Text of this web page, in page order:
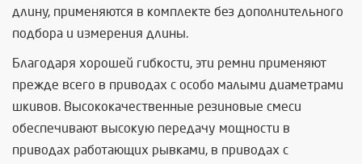
длину, применяются в комплекте без дополнительного
подбора и измерения длины.
Благодаря хорошей гибкости, эти ремни применяют
прежде всего в приводах с особо малыми диаметрами
шкивов. Высококачественные резиновые смеси
обеспечивают высокую передачу мощности в
приводах работающих рывками, в приводах с